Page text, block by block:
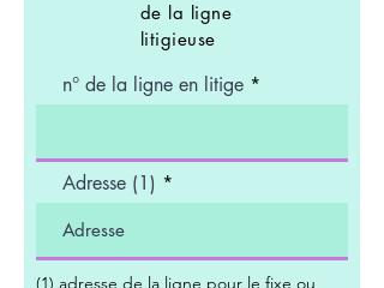
de la ligne
litigieuse
n° de la ligne en litige
Adresse (1)
(1) adresse de la ligne pour le fixe ou